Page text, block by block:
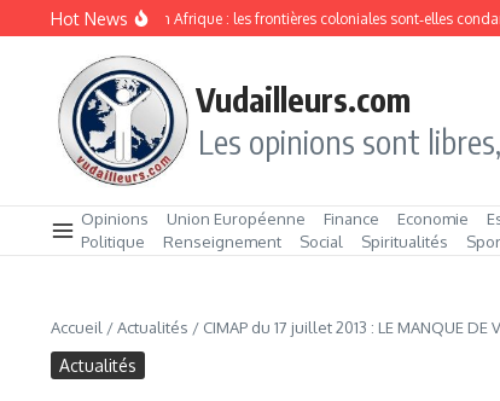
Aller au contenu
Hot News
Division ethnique en Afrique : les frontières coloniales sont‑elles
Vudailleurs.com
Les opinions sont
Opinions Union Européenne Finance Economie
Politique
Renseignement Social Spiritualités
Accueil /Actualités / CIMAP du 17 juillet 2013 : LE MANQUE DE
Actualités